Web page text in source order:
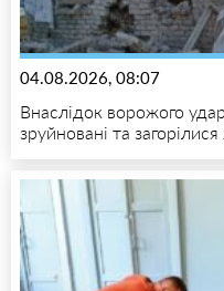
04.08.2026, 08:07
Внаслідок ворожого
зруйновані та